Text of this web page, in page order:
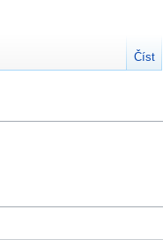
Číst